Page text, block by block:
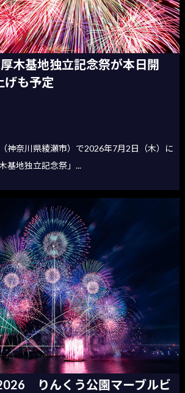
木基地独立記念祭が本日開
も予定
神奈川県綾瀬市）で2026年7月2日（木）に
基地独立記念祭」...
りんくう公園マーブルビ